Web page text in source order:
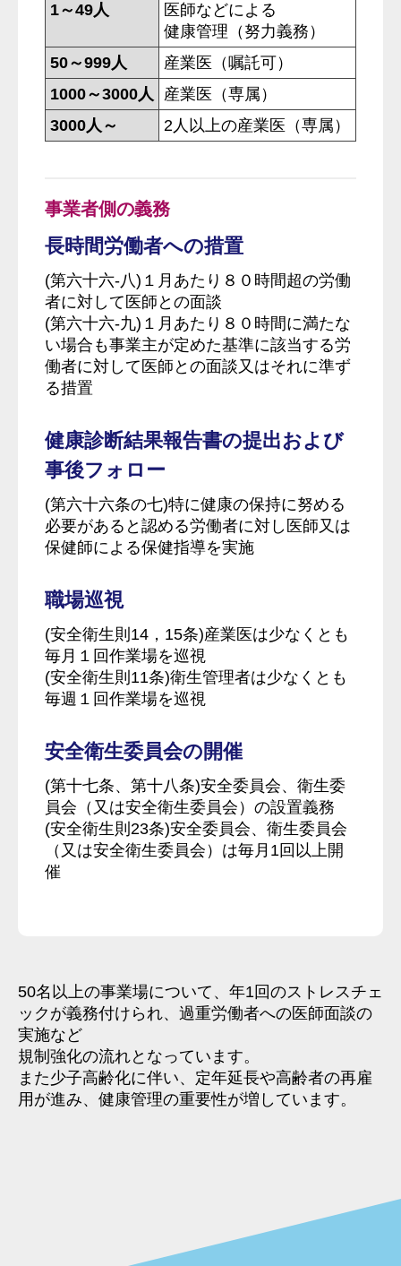
1～49人
医師などによる
健康管理（努力義務）
50～999人
産業医（嘱託可）
1000～3000人
産業医（専属）
3000人～
2人以上の産業医（専属）
事業者側の義務
長時間労働者への措置
(第六十六-八)１月あたり８０時間超の労働
者に対して医師との面談
(第六十六-九)１月あたり８０時間に満たな
い場合も事業主が定めた基準に該当する労
働者に対して医師との面談又はそれに準ず
る措置
健康診断結果報告書の提出および
事後フォロー
(第六十六条の七)特に健康の保持に努める
必要があると認める労働者に対し医師又は
保健師による保健指導を実施
職場巡視
(安全衛生則14，15条)産業医は少なくとも
毎月１回作業場を巡視
(安全衛生則11条)衛生管理者は少なくとも
毎週１回作業場を巡視
安全衛生委員会の開催
(第十七条、第十八条)安全委員会、衛生委
員会（又は安全衛生委員会）の設置義務
(安全衛生則23条)安全委員会、衛生委員会
（又は安全衛生委員会）は毎月1回以上開
催
50名以上の事業場について、年1回のストレスチェ
ックが義務付けられ、過重労働者への医師面談の
実施など
規制強化の流れとなっています。
また少子高齢化に伴い、定年延長や高齢者の再雇
用が進み、健康管理の重要性が増しています。